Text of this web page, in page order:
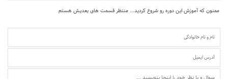
ممنون که آموزش این دوره رو شروع کردید... منتظر قسمت های بعدیش هستم